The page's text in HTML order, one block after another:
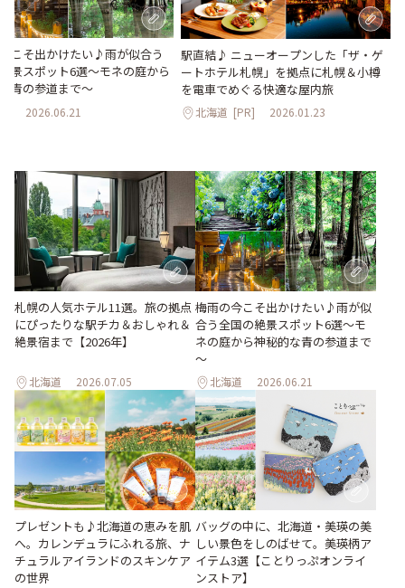
こそ出かけたい♪雨が似合う
景スポット6選～モネの庭から
青の参道まで～
2026.06.21
駅直結♪ ニューオープンした「ザ・ゲ
ートホテル札幌」を拠点に札幌＆小樽
を電車でめぐる快適な屋内旅
北海道 [PR] 2026.01.23
札幌の人気ホテル11選。旅の拠点
にぴったりな駅チカ＆おしゃれ＆
絶景宿まで【2026年】
北海道 2026.07.05
梅雨の今こそ出かけたい♪雨が似
合う全国の絶景スポット6選～モ
ネの庭から神秘的な青の参道まで
～
北海道 2026.06.21
プレゼントも♪北海道の恵みを肌
へ。カレンデュラにふれる旅、ナ
チュラルアイランドのスキンケア
の世界
バッグの中に、北海道・美瑛の美
しい景色をしのばせて。美瑛柄ア
イテム3選【ことりっぷオンライ
ンストア】